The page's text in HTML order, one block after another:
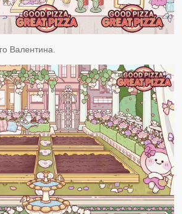
Валентина.